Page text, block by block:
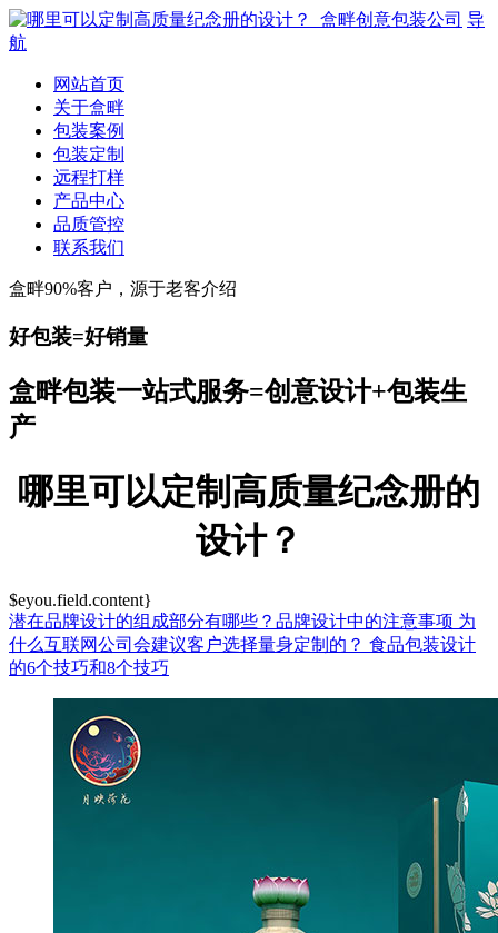
导
航
网站首页
关于盒畔
包装案例
包装定制
远程打样
产品中心
品质管控
联系我们
盒畔90%客户，源于老客介绍
好包装=好销量
盒畔包装一站式服务=创意设计+包装生
产
哪里可以定制高质量纪念册的
设计？
$eyou.field.content}
潜在品牌设计的组成部分有哪些？品牌设计中的注意事项 为
什么互联网公司会建议客户选择量身定制的？ 食品包装设计
的6个技巧和8个技巧